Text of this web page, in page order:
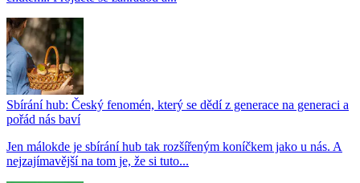
Sbírání hub: Český fenomén, který se dědí z generace na generaci a
pořád nás baví
Jen málokde je sbírání hub tak rozšířeným koníčkem jako u nás. A
nejzajímavější na tom je, že si tuto...